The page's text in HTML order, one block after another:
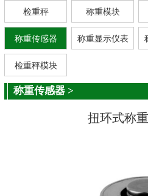
检重秤 称重模块
称重传感器 称重显示仪表
检重秤模块
称重传感器 >
扭环式称